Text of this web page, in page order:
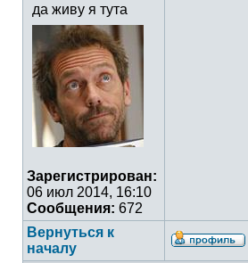
да живу я тута
Зарегистрирован:
06 июл 2014, 16:10
Сообщения: 672
Вернуться к
началу